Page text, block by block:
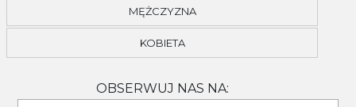
MĘŻCZYZNA
KOBIETA
OBSERWUJ NAS NA: